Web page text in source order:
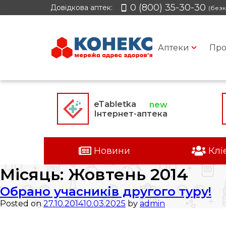
Довідкова аптек: 0 (800) 35-30-30
Аптеки
eTabletka
Інтернет-аптека
Новини
Місяць: Жовтень 2014
Обрано учасників другого туру!
Posted on 27.10.201410.03.2025 by admin